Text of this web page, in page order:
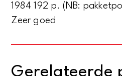
1984 192 p. (NB:
Zeer goed
Gerelateerde